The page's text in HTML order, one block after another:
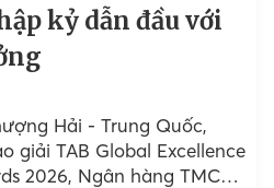
kỷ dẫn đầu với
Hải - Trung Quốc,
giải TAB Global Excellence
2026, Ngân hàng TMCP